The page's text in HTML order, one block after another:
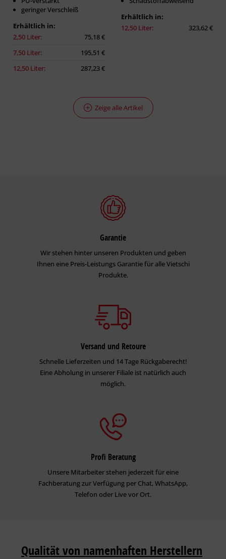
geringer Verschleiß
Erhältlich in:
2,50 Liter:
75,18 €
7,50 Liter:
195,51 €
12,50 Liter:
287,23 €
Erhältlich in:
12,50 Liter:
323,62 €
Zeige alle Artikel
Garantie
Wir stehen hinter unseren Produkten und geben
Ihnen eine Preis-Leistungs Garantie für alle Vietschi
Produkte.
Versand und Retoure
Schnelle Lieferzeiten und 14 Tage Rückgaberecht!
Eine Abholung in unserer Filiale ist natürlich auch
möglich.
Profi Beratung
Unsere Mitarbeiter stehen jederzeit für eine
Fachberatung zur Verfügung per Chat, WhatsApp,
Telefon oder Live vor Ort.
Qualität von namenhaften Herstellern